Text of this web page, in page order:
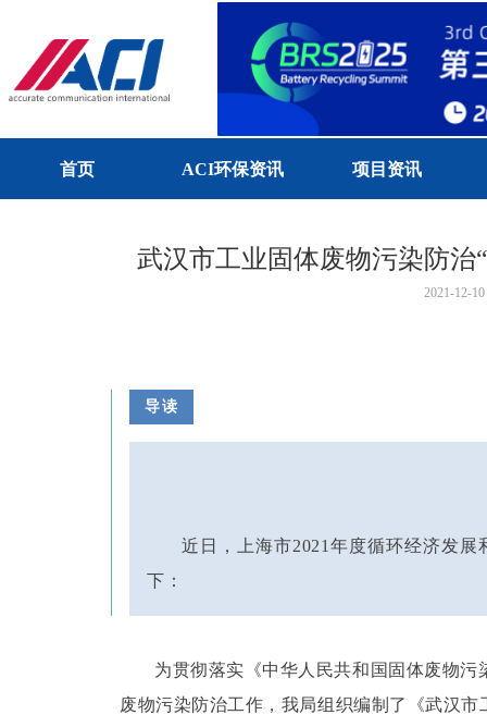
首页 ACI环保资讯 项目资讯
武汉市工业固体废物污染防治
导读
近日，上海市2021年度循环经济发
下：
为贯彻落实《中华人民共和国固体废物
废物污染防治工作，我局组织编制了《武汉
2021-12-10